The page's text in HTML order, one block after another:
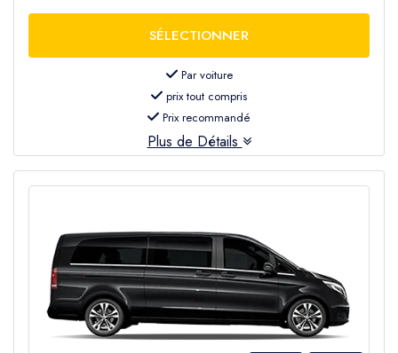
Par voiture
prix tout compris
Prix recommandé
Plus de Détails